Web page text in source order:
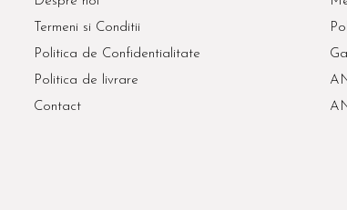
Termeni si Conditii
Politica de Confidentialitate
Politica de livrare
Contact